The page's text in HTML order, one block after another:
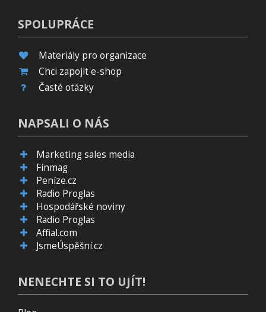
SPOLUPRÁCE
Materiály pro organizace
Chci zapojit e-shop
Časté otázky
NAPSALI O NÁS
Marketing sales media
Finmag
Peníze.cz
Radio Proglas
Hospodářské noviny
Radio Proglas
Affial.com
JsmeÚspěšní.cz
NENECHTE SI TO UJÍT!